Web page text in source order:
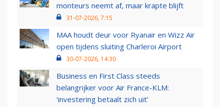
monteurs neemt af, maar krapte blijft
31-07-2026, 7:15
MAA houdt deur voor Ryanair en Wizz Air
open tijdens sluiting Charleroi Airport
30-07-2026, 14:30
Business en First Class steeds
belangrijker voor Air France-KLM:
‘investering betaalt zich uit’